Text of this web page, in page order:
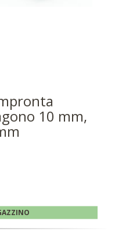
10 mm,